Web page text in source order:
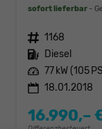
sofort lieferbar
Fahrzeugnr. 1168
Kraftstoff Diesel
Leistung 77 kW (105
18.01.2018
16.990,–